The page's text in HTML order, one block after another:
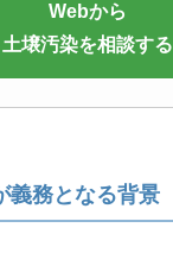
Webから
土壌汚染を相談する
義務となる背景